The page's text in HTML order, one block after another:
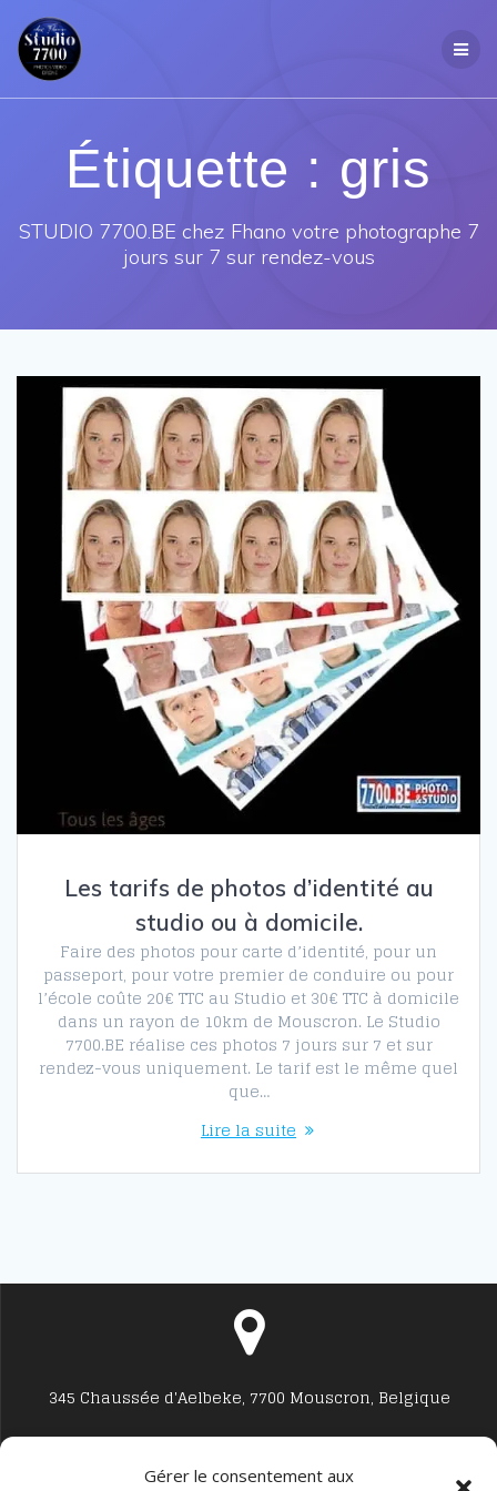
Gérer le consentement aux
Étiquette : gris
STUDIO 7700.BE chez Fhano votre photographe 7
jours sur 7 sur rendez-vous
Les tarifs de photos d’identité au
studio ou à domicile.
Faire des photos pour carte d’identité, pour un
passeport, pour votre premier de conduire ou pour
l’école coûte 20€ TTC au Studio et 30€ TTC à domicile
dans un rayon de 10km de Mouscron. Le Studio
7700.BE réalise ces photos 7 jours sur 7 et sur
rendez-vous uniquement. Le tarif est le même quel
que…
Lire la suite
345 Chaussée d'Aelbeke, 7700 Mouscron, Belgique